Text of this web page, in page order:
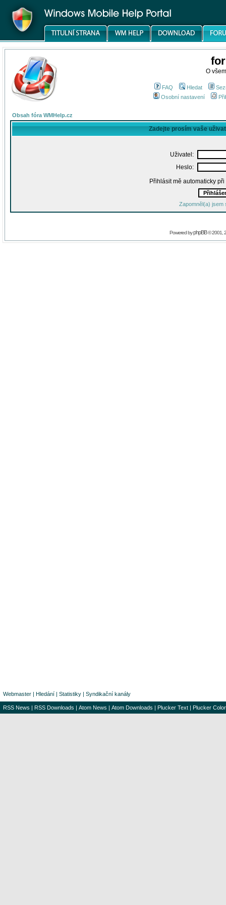
O
FAQ Hledat
Osobní nastavení
Obsah fóra WMHelp.cz
Zadejte prosím vaše
Uživatel:
Heslo:
Přihlásit mě automaticky
Zapomněl(a) jsem
Powered byphpBB© 2001,
Webmaster | Hledání | Statistiky | Syndikační kanály
RSS News | RSS Downloads | Atom News | Atom Downloads | Plucker Text | Plucker Color